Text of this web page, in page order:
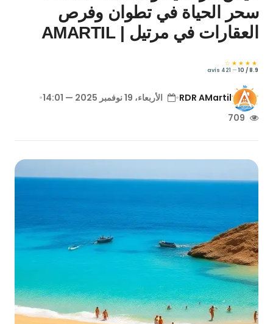
سحر الحياة في تطوان وفرص
العقارات في مرتيل | AMARTIL
★★★★☆
8.9 / 10
—
421 avis
RDR AMartil
• الأربعاء، 19 نوفمبر 2025 — 14:01
•